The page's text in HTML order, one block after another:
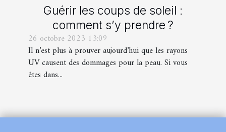
Guérir les coups de soleil :
comment s’y prendre ?
26 octobre 2023 13:09
Il n’est plus à prouver aujourd’hui que les rayons
UV causent des dommages pour la peau. Si vous
êtes dans...